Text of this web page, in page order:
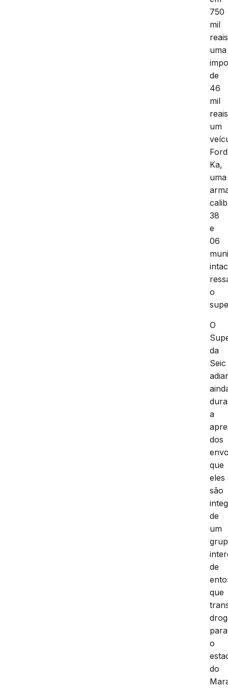
750
mil
uma
de
46
mil
um
Ford
Ka,
uma
38
e
06
o
O
da
Seic
a
dos
que
eles
são
de
um
de
que
para
o
do